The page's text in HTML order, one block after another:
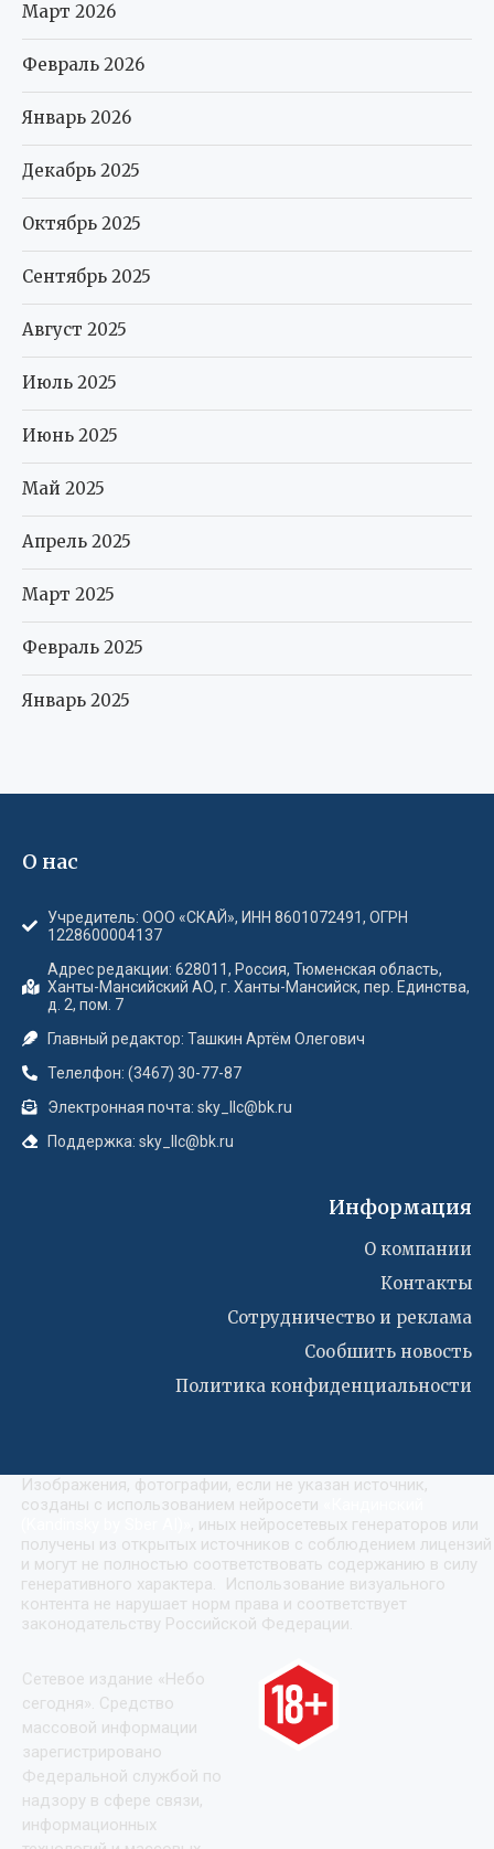
Март 2026
Февраль 2026
Январь 2026
Декабрь 2025
Октябрь 2025
Сентябрь 2025
Август 2025
Июль 2025
Июнь 2025
Май 2025
Апрель 2025
Март 2025
Февраль 2025
Январь 2025
О нас
Учредитель: ООО «СКАЙ», ИНН 8601072491, ОГРН
1228600004137
Адрес редакции: 628011, Россия, Тюменская область,
Ханты-Мансийский АО, г. Ханты-Мансийск, пер. Единства,
д. 2, пом. 7
Главный редактор: Ташкин Артём Олегович
Телелфон: (3467) 30-77-87
Электронная почта: sky_llc@bk.ru
Поддержка: sky_llc@bk.ru
Информация
О компании
Контакты
Сотрудничество и реклама
Сообшить новость
Политика конфиденциальности
Изображения, фотографии, если не указан источник,
созданы с использованием нейросети
, иных нейросетевых генераторов или
получены из открытых источников с соблюдением лицензий
и могут не полностью соответствовать содержанию в силу
генеративного характера. Использование визуального
контента не нарушает норм права и соответствует
законодательству Российской Федерации.
Сетевое издание «Небо
сегодня». Средство
массовой информации
зарегистрировано
Федеральной службой по
надзору в сфере связи,
информационных